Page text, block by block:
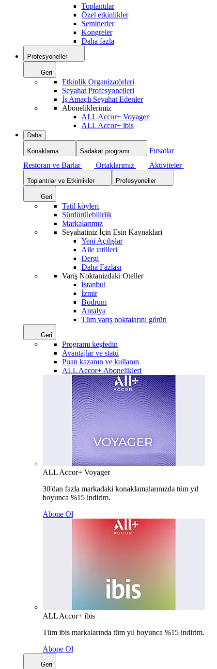
Toplantılar
Özel etkinlikler
Seminerler
Kongreler
Daha fazla
Profesyoneller
Geri
Etkinlik Organizatörleri
Seyahat Profesyonelleri
İş Amaçlı Seyahat Edenler
Aboneliklerimiz
ALL Accor+ Voyager
ALL Accor+ ibis
Daha
Konaklama Sadakat programı
Fırsatlar
Restoran ve Barlar
Ortaklarımız Aktiviteler
Toplantılar ve Etkinlikler Profesyoneller
Geri
Tatil köyleri
Sürdürülebilirlik
Markalarımız
Seyahatiniz İçin Esin Kaynaklari
Yeni Açılışlar
Aile tatilleri
Dergi
Daha Fazlası
Variş Noktanizdaki Oteller
İstanbul
İzmir
Bodrum
Antalya
Tüm varış noktalarını görün
Geri
Programı keşfedin
Avantajlar ve statü
Puan kazanın ve kullanın
ALL Accor+ Abonelikleri
ALL Accor+ Voyager
30'dan fazla markadaki konaklamalarınızda tüm yıl
boyunca %15 indirim.
Abone Ol
ALL Accor+ ibis
Tüm ibis markalarında tüm yıl boyunca %15 indirim.
Abone Ol
Geri